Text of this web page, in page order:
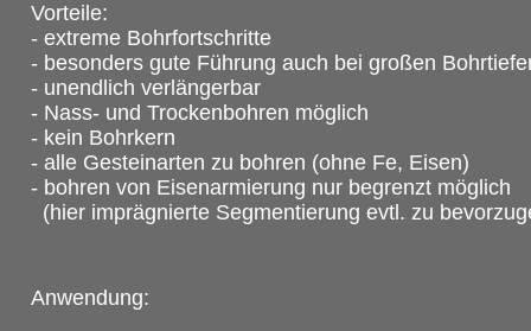
Vorteile:
- extreme Bohrfortschritte
- besonders gute Führung auch bei großen
- unendlich verlängerbar
- Nass- und Trockenbohren möglich
- kein Bohrkern
- alle Gesteinarten zu bohren (ohne Fe, Eisen)
- bohren von Eisenarmierung nur begrenzt möglich
(hier imprägnierte Segmentierung evtl. zu
Anwendung: